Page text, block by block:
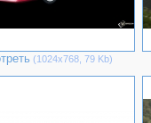
(1024х768, 79 Kb)